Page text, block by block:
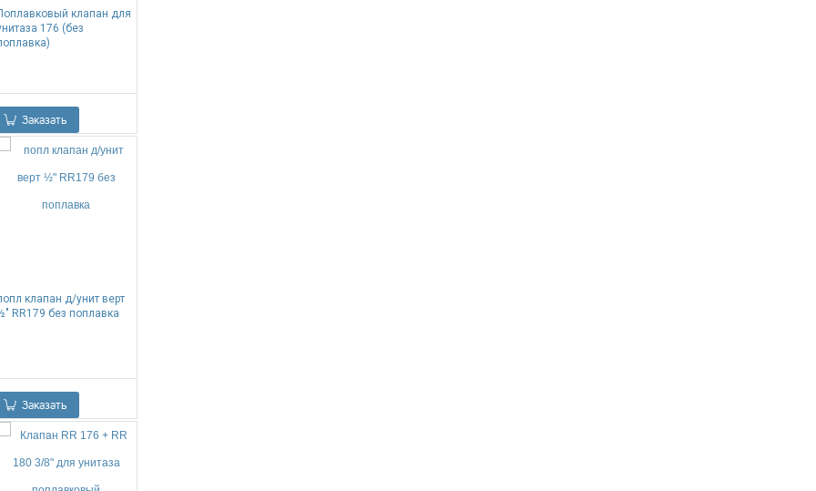
клапан для
176 (без
Заказать
клапан д/унит верт
RR179 без поплавка
Заказать